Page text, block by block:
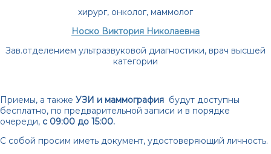
хирург, онколог, маммолог
Носко Виктория Николаевна
Зав.отделением ультразвуковой диагностики, врач высшей
категории
Приемы, а также УЗИ и маммография будут доступны
бесплатно, по предварительной записи и в порядке
очереди, с 09:00 до 15:00.
С собой просим иметь документ, удостоверяющий личность.